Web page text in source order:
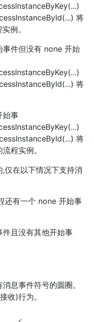
将
例。
事件但没有 none 开始
将
始事
将
程实例。
仅在以下情况下支持消
还有一个 none 开始事
且没有其他开始事
息事件符号的圆圈。
收)行为。